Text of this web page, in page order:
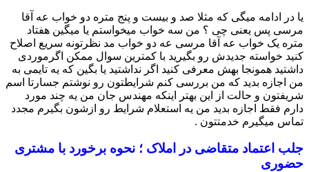
یا در ادامه میگی که مثلا صد و بیست و پنج متره دو خواب عه آقا
مرسی پس یعنی چی ؟ من سه خواب میخواستم یا میگین هفتاد
متره یک خواب عه آقا مرسی عه دو خواب مد نظرتونه سریع اصلاح
کنید خواسته جدیدش رو بگیرید با کمترین سوال ممکن اگرموردی
داشتید همونجا بهش معرفی کنید اگر نداشتید یا بگین که یه تایمی به
من اجازه بدید که من بررسی کنم شرایطتون رو نوشتم جسارتا اسم
شریفتون و حالت از این بهتر اینکه مهندس جان من یه چند مورد
دارم فقط اجازه بدید من یه استعلام شرایط رو ازشون بگیرم مجدد
تماس میگیرم خدمتتون .
جلب اعتماد متقاضی در املاک ؛ نحوه برخورد با مشتری
حضوری